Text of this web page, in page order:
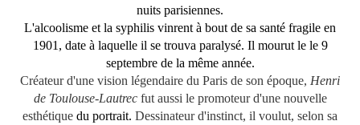
nuits parisiennes.
L'alcoolisme et la syphilis vinrent à bout de sa santé fragile en
1901, date à laquelle il se trouva paralysé. Il mourut le le 9
septembre de la même année.
Créateur d'une vision légendaire du Paris de son époque, Henri
de Toulouse-Lautrec fut aussi le promoteur d'une nouvelle
esthétique du portrait. Dessinateur d'instinct, il voulut, selon sa